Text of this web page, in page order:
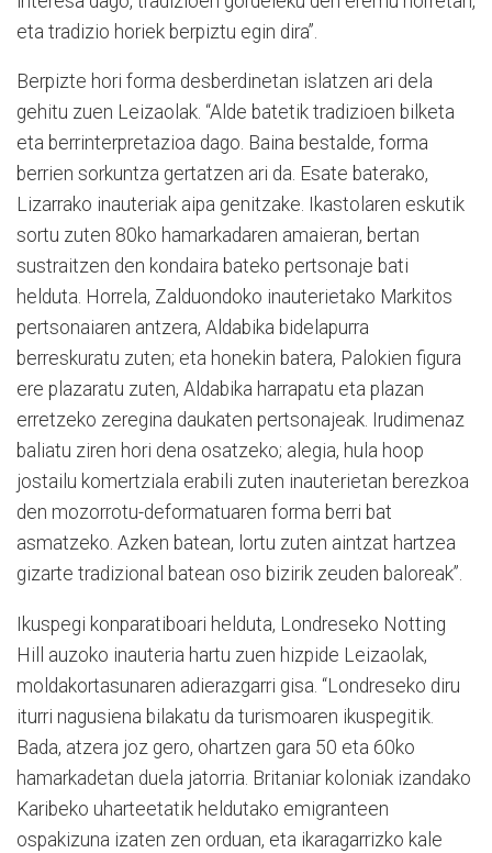
eta tradizio horiek berpiztu egin dira”.
Berpizte hori forma desberdinetan islatzen ari dela
gehitu zuen Leizaolak. “Alde batetik tradizioen bilketa
eta berrinterpretazioa dago. Baina bestalde, forma
berrien sorkuntza gertatzen ari da. Esate baterako,
Lizarrako inauteriak aipa genitzake. Ikastolaren eskutik
sortu zuten 80ko hamarkadaren amaieran, bertan
sustraitzen den kondaira bateko pertsonaje bati
helduta. Horrela, Zalduondoko inauterietako Markitos
pertsonaiaren antzera, Aldabika bidelapurra
berreskuratu zuten; eta honekin batera, Palokien figura
ere plazaratu zuten, Aldabika harrapatu eta plazan
erretzeko zeregina daukaten pertsonajeak. Irudimenaz
baliatu ziren hori dena osatzeko; alegia, hula hoop
jostailu komertziala erabili zuten inauterietan berezkoa
den mozorrotu-deformatuaren forma berri bat
asmatzeko. Azken batean, lortu zuten aintzat hartzea
gizarte tradizional batean oso bizirik zeuden baloreak”.
Ikuspegi konparatiboari helduta, Londreseko Notting
Hill auzoko inauteria hartu zuen hizpide Leizaolak,
moldakortasunaren adierazgarri gisa. “Londreseko diru
iturri nagusiena bilakatu da turismoaren ikuspegitik.
Bada, atzera joz gero, ohartzen gara 50 eta 60ko
hamarkadetan duela jatorria. Britaniar koloniak izandako
Karibeko uharteetatik heldutako emigranteen
ospakizuna izaten zen orduan, eta ikaragarrizko kale